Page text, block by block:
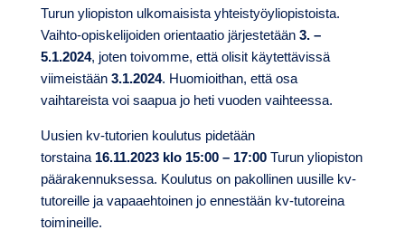
Turun yliopiston ulkomaisista yhteistyöyliopistoista.
Vaihto-opiskelijoiden orientaatio järjestetään 3. –
5.1.2024, joten toivomme, että olisit käytettävissä
viimeistään 3.1.2024. Huomioithan, että osa
vaihtareista voi saapua jo heti vuoden vaihteessa.
Uusien kv-tutorien koulutus pidetään
torstaina 16.11.2023 klo 15:00 – 17:00Turun yliopiston
päärakennuksessa. Koulutus on pakollinen uusille kv-
tutoreille ja vapaaehtoinen jo ennestään kv-tutoreina
toimineille.